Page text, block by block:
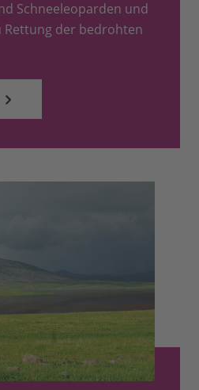
Schneeleoparden und
Rettung der bedrohten